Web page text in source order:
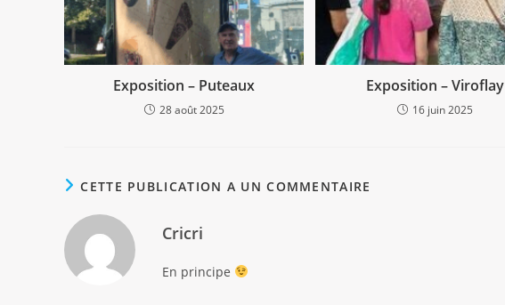
Exposition – Puteaux
28 août 2025
Exposition – Viroflay
16 juin 2025
CETTE PUBLICATION A UN COMMENTAIRE
Cricri
En principe